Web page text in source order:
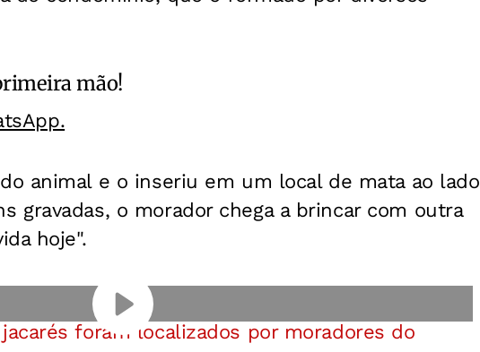
mão!
animal e o inseriu em um local de mata ao lado
gravadas, o morador chega a brincar com outra
hoje".
jacarés foram localizados por moradores do